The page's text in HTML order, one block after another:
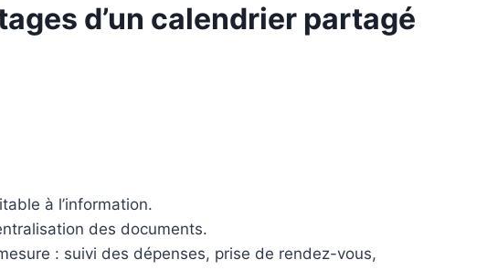
d’un calendrier partagé
à l’information.
des documents.
: suivi des dépenses, prise de rendez-vous,